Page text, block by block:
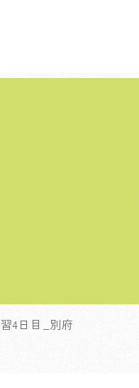
4日目_別府